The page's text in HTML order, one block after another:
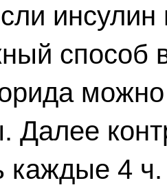
способ
Далее
каждые 4 ч.